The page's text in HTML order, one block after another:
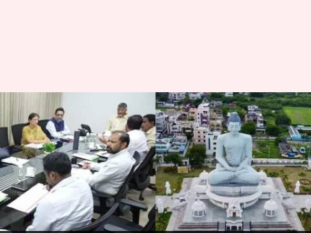
Andhrapradesh: రాజధాని
అమరావతిలో చేపట్టాల్సిన పనులకు
ఆమోదం.. ఉత్తర్వులు జారీ చేసిన
రాష్ట్ర ప్రభుత్వం
వ్రాసిన వారు Sirish Praharaju Dec 10, 2024 02:23 pm